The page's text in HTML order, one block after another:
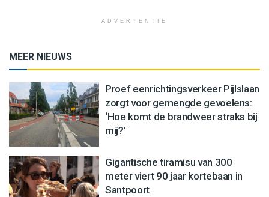
ADVERTENTIE
MEER NIEUWS
Proef eenrichtingsverkeer Pijlslaan
zorgt voor gemengde gevoelens:
‘Hoe komt de brandweer straks bij
mij?’
Gigantische tiramisu van 300
meter viert 90 jaar kortebaan in
Santpoort